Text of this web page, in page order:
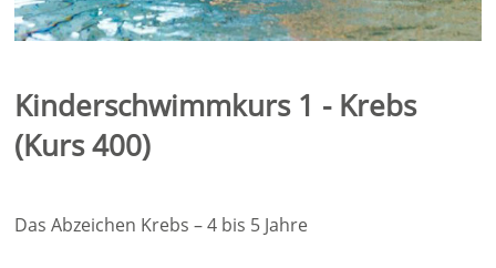
Kinderschwimmkurs 1 - Krebs
(Kurs 400)
Das Abzeichen Krebs – 4 bis 5 Jahre